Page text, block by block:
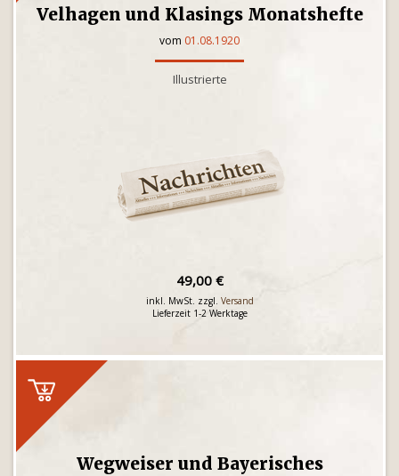
Velhagen und Klasings Monatshefte
vom 01.08.1920
Illustrierte
49,00 €
inkl. MwSt. zzgl. Versand
Lieferzeit 1-2 Werktage
Wegweiser und Bayerisches